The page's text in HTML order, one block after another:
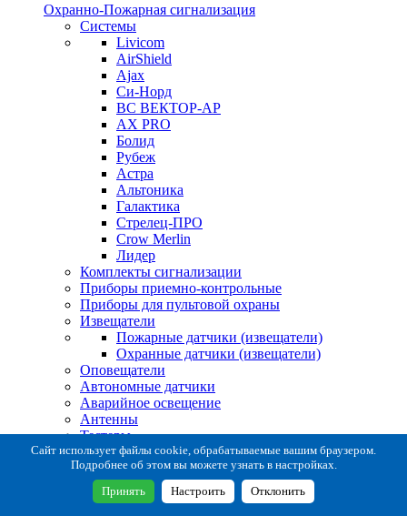
Охранно-Пожарная сигнализация
Системы
Livicom
AirShield
Ajax
Си-Норд
ВС ВЕКТОР-АР
AX PRO
Болид
Рубеж
Астра
Альтоника
Галактика
Стрелец-ПРО
Crow Merlin
Лидер
Комплекты сигнализации
Приборы приемно-контрольные
Приборы для пультовой охраны
Извещатели
Пожарные датчики (извещатели)
Охранные датчики (извещатели)
Оповещатели
Автономные датчики
Аварийное освещение
Антенны
Тестеры
Система сбора извещений
Расходные и монтажные материалы
Коробки коммутационные
Кронштейны для извещателей
Сайт использует файлы cookie, обрабатываемые вашим браузером.
Подробнее об этом вы можете узнать в настройках.
Принять Настроить Отклонить